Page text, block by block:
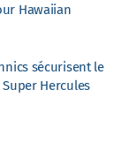
Hawaiian
sécurisent le
Hercules